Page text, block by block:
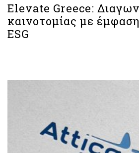
Elevate Greece:
καινοτομίας με
ESG